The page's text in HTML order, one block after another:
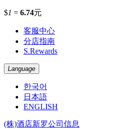
$1 = 6.74元
客服中心
分店指南
S.Rewards
Language
한국어
日本語
ENGLISH
(株)酒店新罗公司信息